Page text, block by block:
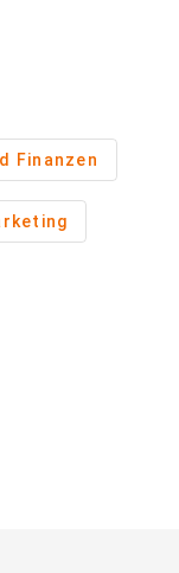
Finanzen